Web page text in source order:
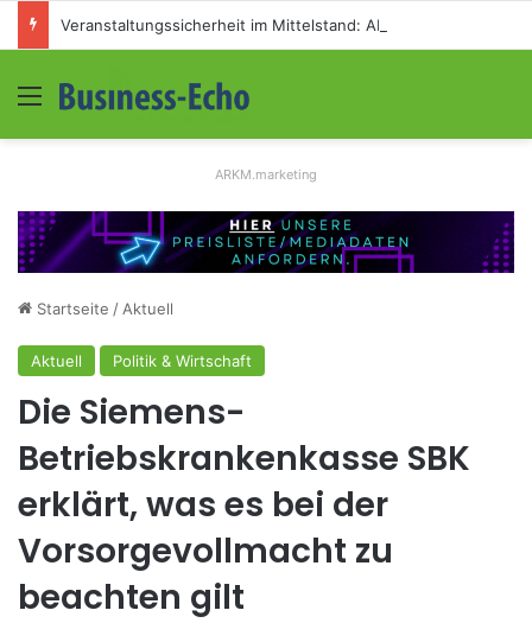
Menü
ARKM.marketing
Startseite / Aktuell
Aktuell Politik & Wirtschaft
Die Siemens-
Betriebskrankenkasse SBK
erklärt, was es bei der
Vorsorgevollmacht zu
beachten gilt